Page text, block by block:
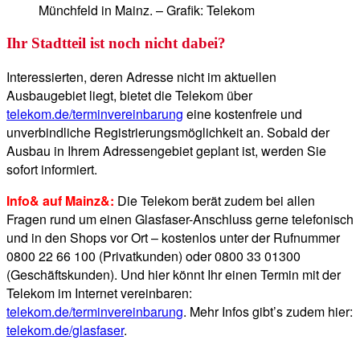
Münchfeld in Mainz. – Grafik: Telekom
Ihr Stadtteil ist noch nicht dabei?
Interessierten, deren Adresse nicht im aktuellen
Ausbaugebiet liegt, bietet die Telekom über
telekom.de/terminvereinbarung eine kostenfreie und
unverbindliche Registrierungsmöglichkeit an. Sobald der
Ausbau in Ihrem Adressengebiet geplant ist, werden Sie
sofort informiert.
Info& auf Mainz&: Die Telekom berät zudem bei allen
Fragen rund um einen Glasfaser-Anschluss gerne telefonisch
und in den Shops vor Ort – kostenlos unter der Rufnummer
0800 22 66 100 (Privatkunden) oder 0800 33 01300
(Geschäftskunden). Und hier könnt Ihr einen Termin mit der
Telekom im Internet vereinbaren:
telekom.de/terminvereinbarung. Mehr Infos gibt’s zudem hier:
telekom.de/glasfaser.